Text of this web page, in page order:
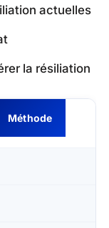
actuelles
la résiliation
Méthode